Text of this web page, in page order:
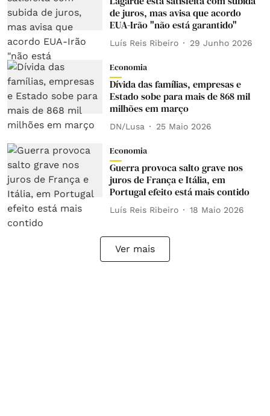
de juros, mas avisa que acordo
EUA-Irão "não está garantido"
Luís Reis Ribeiro 29 Junho 2026
Economia
Dívida das famílias, empresas e
Estado sobe para mais de 868 mil
milhões em março
DN/Lusa 25 Maio 2026
Economia
Guerra provoca salto grave nos
juros de França e Itália, em
Portugal efeito está mais contido
Luís Reis Ribeiro 18 Maio 2026
Ver mais